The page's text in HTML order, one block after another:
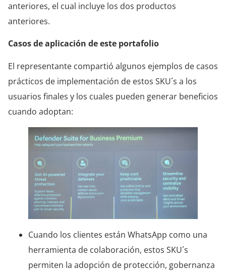
anteriores, el cual incluye los dos productos
anteriores.
Casos de aplicación de este portafolio
El representante compartió algunos ejemplos de casos
prácticos de implementación de estos SKU´s a los
usuarios finales y los cuales pueden generar beneficios
cuando adoptan:
Cuando los clientes están WhatsApp como una
herramienta de colaboración, estos SKU´s
permiten la adopción de protección, gobernanza